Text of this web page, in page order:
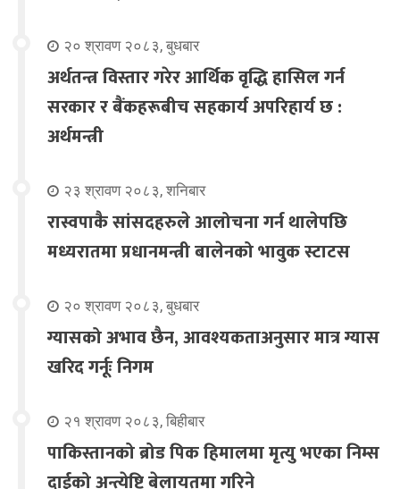
२० श्रावण २०८३, बुधबार
अर्थतन्त्र विस्तार गरेर आर्थिक वृद्धि हासिल गर्न
सरकार र बैंकहरूबीच सहकार्य अपरिहार्य छ :
अर्थमन्त्री
२३ श्रावण २०८३, शनिबार
रास्वपाकै सांसदहरुले आलोचना गर्न थालेपछि
मध्यरातमा प्रधानमन्त्री बालेनको भावुक स्टाटस
२० श्रावण २०८३, बुधबार
ग्यासको अभाव छैन, आवश्यकताअनुसार मात्र ग्यास
खरिद गर्नूः निगम
२१ श्रावण २०८३, बिहीबार
पाकिस्तानको ब्रोड पिक हिमालमा मृत्यु भएका निम्स